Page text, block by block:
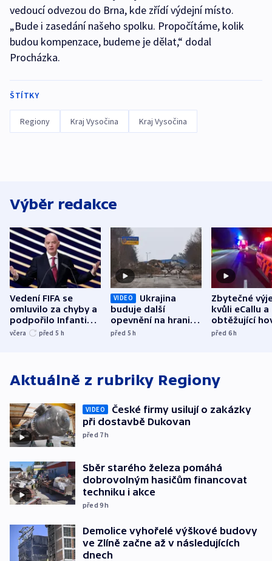
vedoucí odvezou do Brna, kde zřídí výdejní místo.
„Bude i zasedání našeho spolku. Propočítáme, kolik
budou kompenzace, budeme je dělat,“ dodal
Procházka.
ŠTÍTKY
Regiony Kraj Vysočina Kraj Vysočina
Výběr redakce
Vedení FIFA se
omluvilo za chyby a
podpořilo Infantina.
UEFA trvá na
včera před 5 h
VIDEO
Ukrajina
buduje další
opevnění na hranici
s Běloruskem
před 5h
Zbytečné
kvůli eCallu a
obtěžující
zdržují
před 6h
Aktuálně z rubriky Regiony
VIDEO
České firmy usilují o zakázky
při dostavbě Dukovan
před 7h
Sběr starého železa pomáhá
dobrovolným hasičům financovat
techniku i akce
před 9h
Demolice vyhořelé výškové budovy
ve Zlíně začne až v následujících
dnech